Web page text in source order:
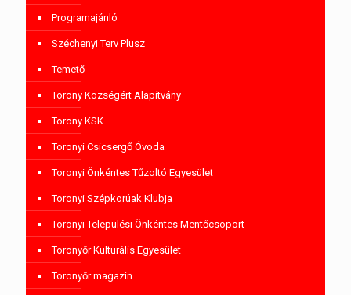
Programajánló
Széchenyi Terv Plusz
Temető
Torony Községért Alapítvány
Torony KSK
Toronyi Csicsergő Óvoda
Toronyi Önkéntes Tűzoltó Egyesület
Toronyi Szépkorúak Klubja
Toronyi Települési Önkéntes Mentőcsoport
Toronyőr Kulturális Egyesület
Toronyőr magazin